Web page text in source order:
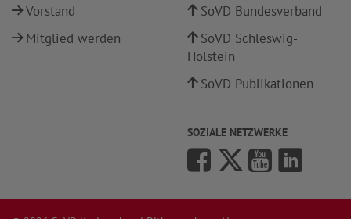
Vorstand
Mitglied werden
SoVD Bundesverband
SoVD Schleswig-
Holstein
SoVD Publikationen
SOZIALE NETZWERKE